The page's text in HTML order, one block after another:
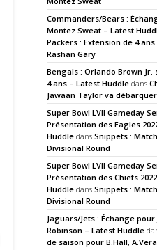
Commanders/Bears :
Montez Sweat – Latest
Packers : Extension de 4
Rashan Gary
Bengals : Orlando Brown Jr.
4 ans – Latest Huddle dans
Jawaan Taylor va
Super Bowl LVII Gameday
Présentation des Eagles
Huddle dansSnippets :
Divisional Round
Super Bowl LVII Gameday
Présentation des Chiefs
Huddle dansSnippets :
Divisional Round
Jaguars/Jets : Échange pour
Robinson – Latest Huddle
de saison pour B.Hall,